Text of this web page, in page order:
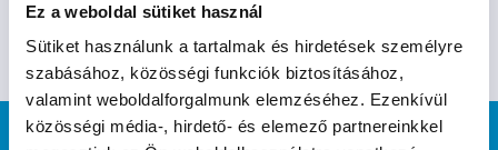
Ez a weboldal sütiket használ
Sütiket használunk a tartalmak és hirdetések személyre
szabásához, közösségi funkciók biztosításához,
valamint weboldalforgalmunk elemzéséhez. Ezenkívül
közösségi média-, hirdető- és elemező partnereinkkel